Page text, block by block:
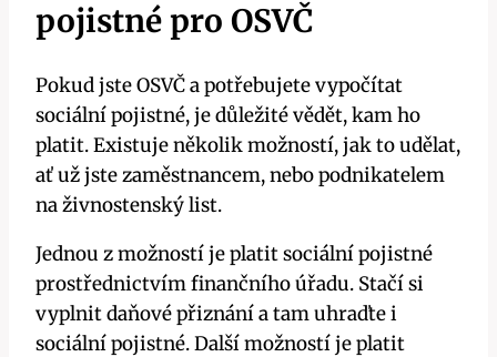
pojistné pro OSVČ
Pokud jste OSVČ a potřebujete vypočítat
sociální pojistné, je důležité vědět, kam ho
platit. Existuje několik možností, jak to udělat,
ať už jste zaměstnancem, nebo podnikatelem
na živnostenský list.
Jednou z možností je platit sociální pojistné
prostřednictvím finančního úřadu. Stačí si
vyplnit daňové přiznání a tam uhraďte i
sociální pojistné. Další možností je platit